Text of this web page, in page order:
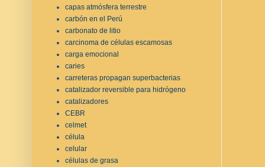
capas atmósfera terrestre
carbón en el Perú
carbonato de litio
carcinoma de células escamosas
carga emocional
caries
carreteras propagan superbacterias
catalizador reversible para hidrógeno
catalizadores
CEBR
celmet
célula
celular
células de grasa